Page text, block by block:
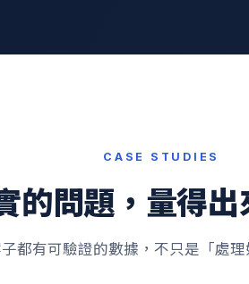
CASE STUDIES
的問題，量得
都有可驗證的數據，不只是「處